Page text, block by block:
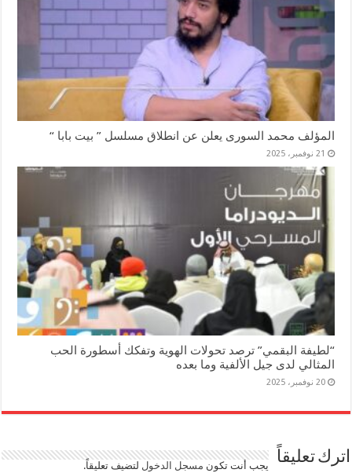
المؤلف محمد السورى يعلن عن انطلاق مسلسل ” بيت بابا “
21 نوفمبر، 2025
“لطيفة البقمي” ترصد تحولات الهوية وتفكك أسطورة الحب
المثالي لدى جيل الألفية وما بعده
20 نوفمبر، 2025
اترك تعليقاً يجب أنت تكون مسجل الدخوللتضيف تعليقاً.